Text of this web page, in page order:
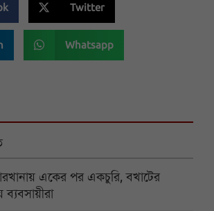
Twitter
Whatsapp
একের পর একচুরি, বখাটের
ব্যবসায়ীরা